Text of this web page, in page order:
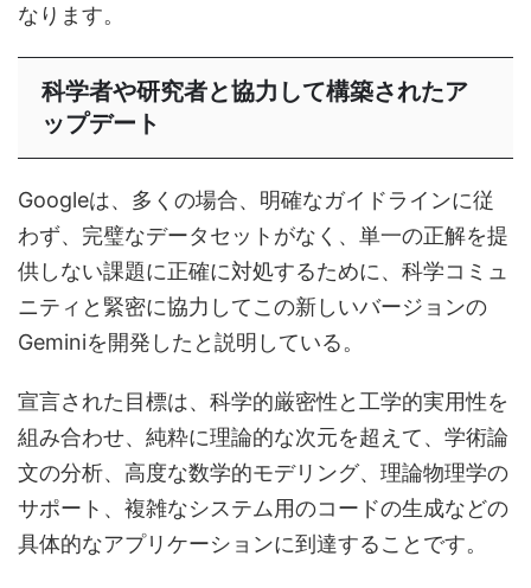
なります。
科学者や研究者と協力して構築されたア
ップデート
Googleは、多くの場合、明確なガイドラインに従
わず、完璧なデータセットがなく、単一の正解を提
供しない課題に正確に対処するために、科学コミュ
ニティと緊密に協力してこの新しいバージョンの
Geminiを開発したと説明している。
宣言された目標は、科学的厳密性と工学的実用性を
組み合わせ、純粋に理論的な次元を超えて、学術論
文の分析、高度な数学的モデリング、理論物理学の
サポート、複雑なシステム用のコードの生成などの
具体的なアプリケーションに到達することです。